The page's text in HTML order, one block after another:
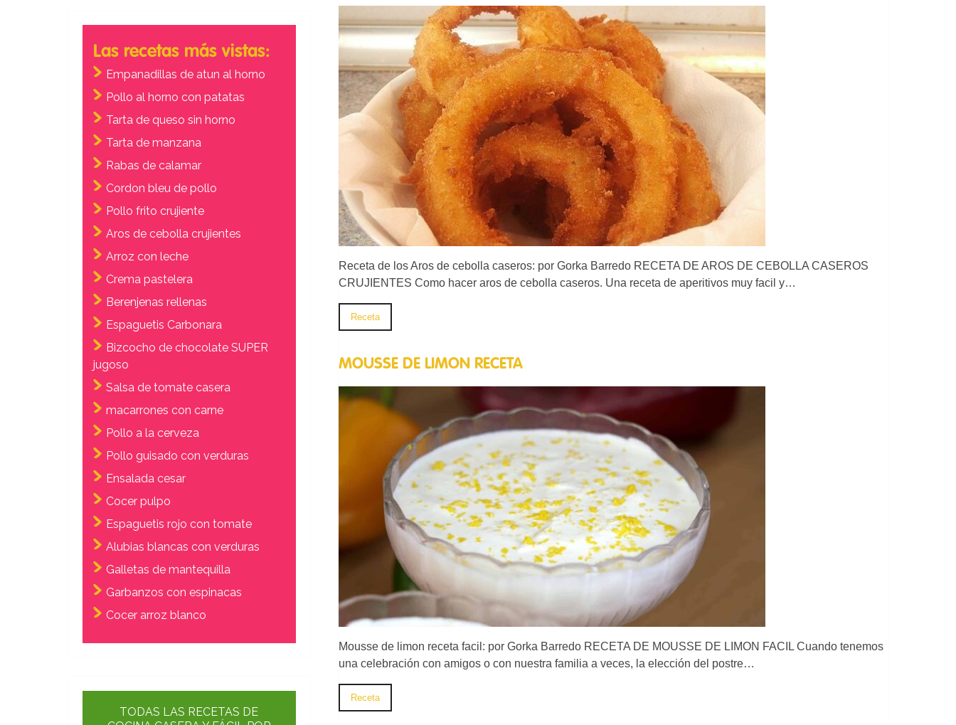
Receta de los Aros de cebolla caseros: por Gorka Barredo RECETA DE AROS DE CEBOLLA CASEROS
CRUJIENTES Como hacer aros de cebolla caseros. Una receta de aperitivos muy facil y…
Receta
MOUSSE DE LIMON RECETA
Mousse de limon receta facil: por Gorka Barredo RECETA DE MOUSSE DE LIMON FACIL Cuando tenemos
una celebración con amigos o con nuestra familia a veces, la elección del postre…
Receta
Las recetas más vistas:
Empanadillas de atun al horno
Pollo al horno con patatas
Tarta de queso sin horno
Tarta de manzana
Rabas de calamar
Cordon bleu de pollo
Pollo frito crujiente
Aros de cebolla crujientes
Arroz con leche
Crema pastelera
Berenjenas rellenas
Espaguetis Carbonara
Bizcocho de chocolate SUPER
jugoso
Salsa de tomate casera
macarrones con carne
Pollo a la cerveza
Pollo guisado con verduras
Ensalada cesar
Cocer pulpo
Espaguetis rojo con tomate
Alubias blancas con verduras
Galletas de mantequilla
Garbanzos con espinacas
Cocer arroz blanco
TODAS LAS RECETAS DE